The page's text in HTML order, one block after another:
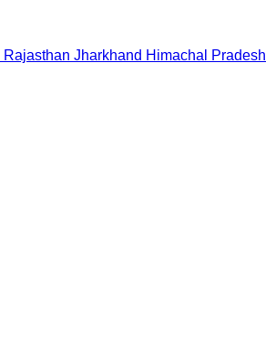
Rajasthan Jharkhand Himachal Pradesh